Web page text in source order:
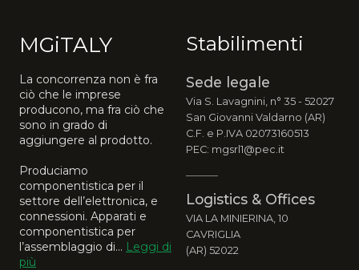
MGiTALY
La concorrenza non è fra
ciò che le imprese
producono, ma fra ciò che
sono in grado di
aggiungere al prodotto.
Produciamo
componentistica per il
settore dell’elettronica, e
connessioni. Apparati e
componentistica per
l’assemblaggio di... Leggi di
più
Stabilimenti
Sede legale
Via S. Lavagnini, n° 35 - 52027
San Giovanni Valdarno (AR)
C.F. e P.IVA 02073160513
PEC: mgsrl1@pec.it
Logistics & Offices
VIA LA MINIERINA, 10
CAVRIGLIA
(AR) 52022